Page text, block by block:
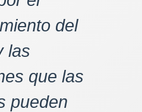
del
las
que las
pueden